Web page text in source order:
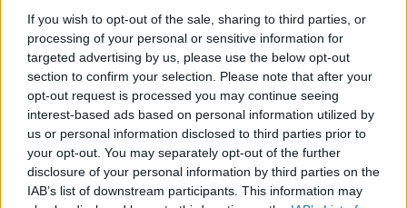
If you wish to opt-out of the sale, sharing to third parties, or
processing of your personal or sensitive information for
targeted advertising by us, please use the below opt-out
section to confirm your selection. Please note that after your
opt-out request is processed you may continue seeing
interest-based ads based on personal information utilized by
us or personal information disclosed to third parties prior to
your opt-out. You may separately opt-out of the further
disclosure of your personal information by third parties on the
IAB’s list of downstream participants. This information may
напад во близина на нивниот брег, особено
поради ризикот за комерцијалните танкери кои
редовно сообраќаат во овој регион.
© Vecer.mk, правата за текстот се на редакцијата
СИМБОЛОТ Е ИНКЛУЗИВЕН, НЕ
ЕКСКЛУЗИВЕН: „Ако и
припадниците на грчкиот народ
се препознаваат во овој